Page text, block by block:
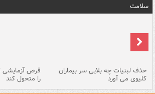
سلامت
حذف لبنیات چه بلایی سر بیماران
کلیوی می آورد را متحول کند